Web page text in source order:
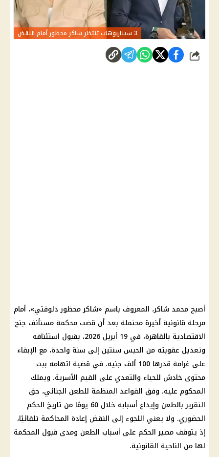
3 سيناريوهات تنتظر شاكر محظور أمام النقض
شارك
أصبح محمد شاكر، المعروف باسم «شاكر محظور دلوقتي»، أمام
مرحلة قانونية أخيرة محتملة بعد أن قضت محكمة مستأنف جنح
الاقتصادية بالقاهرة، في 19 أبريل 2026، بقبول استئنافه
وتعديل عقوبته من الحبس سنتين إلى سنة واحدة، مع الإبقاء
على غرامة قدرها 100 ألف جنيه، في قضية اتهامه ببث
محتوى خادش للحياء والتعدي على القيم الأسرية. ويملك
المحكوم عليه، وفق القواعد المنظمة للطعن الجنائي، حق
التقرير بالطعن وإيداع أسبابه خلال 60 يومًا من تاريخ الحكم
الحضوري. ولا يعني اللجوء إلى النقض إعادة المحاكمة تلقائيًا،
إذ يتوقف مصير الحكم على أسباب الطعن ومدى قبول المحكمة
لها من الناحية القانونية.